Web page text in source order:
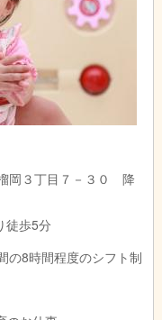
岡３丁目７－３０ 降
徒歩5分
の8時間程度のシフト制